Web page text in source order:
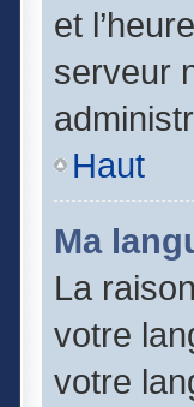
et
serveur
Haut
Ma
La
votre
votre